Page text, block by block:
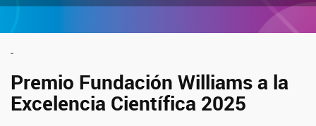
-
Premio Fundación Williams a la
Excelencia Científica 2025